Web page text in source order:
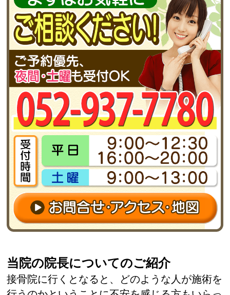
当院の院長についてのご紹介
接骨院に行くとなると、どのような人が施術を